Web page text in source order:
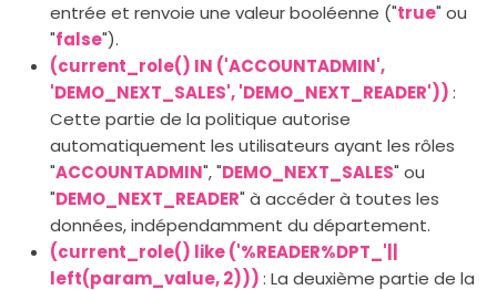
entrée et renvoie une valeur booléenne ("true" ou
"false").
(current_role() IN ('ACCOUNTADMIN',
'DEMO_NEXT_SALES', 'DEMO_NEXT_READER')):
Cette partie de la politique autorise
automatiquement les utilisateurs ayant les rôles
"ACCOUNTADMIN", "DEMO_NEXT_SALES" ou
"DEMO_NEXT_READER" à accéder à toutes les
données, indépendamment du département.
(current_role() like ('%READER%DPT_'||
left(param_value, 2))): La deuxième partie de la